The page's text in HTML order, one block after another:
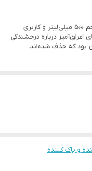
ویژگی اصلی این محصول، حجم 500 میلی‌لیتر و کاربری
درباره درخشندگی
بود که حذف شده‌اند.
و پاک کننده